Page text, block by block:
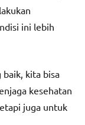
ini lebih
baik, kita bisa
kesehatan
juga untuk